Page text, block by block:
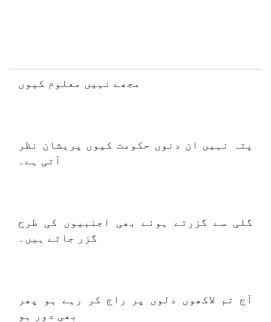
مجھے نہیں معلوم کیوں
پتہ نہیں ان دنوں حکومت کیوں پریشان نظر
آتی ہے۔
گلی سے گزرتے ہوئے بھی اجنبیوں کی طرح
گزر جاتے ہیں۔
آج تم لاکھوں دلوں پر راج کر رہے ہو پھر
بھی دور ہو